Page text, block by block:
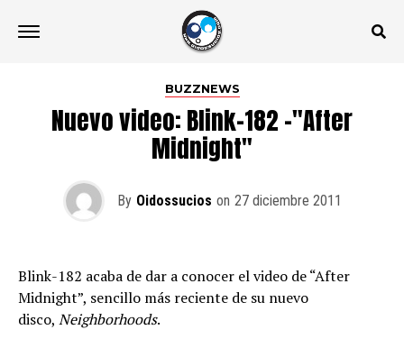
BUZZNEWS
Nuevo video: Blink-182 -"After
Midnight"
By Oidossucios on 27 diciembre 2011
Blink-182 acaba de dar a conocer el video de “After
Midnight”, sencillo más reciente de su nuevo
disco, Neighborhoods.